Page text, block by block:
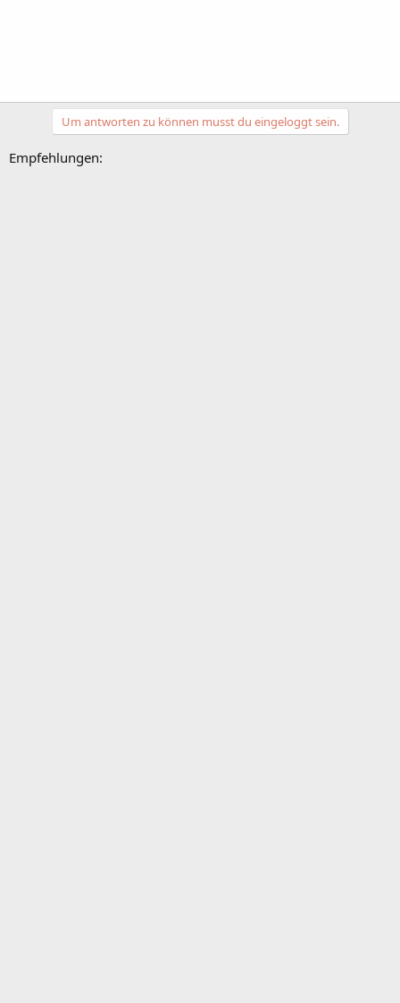
Um antworten zu können musst du eingeloggt sein.
Empfehlungen: